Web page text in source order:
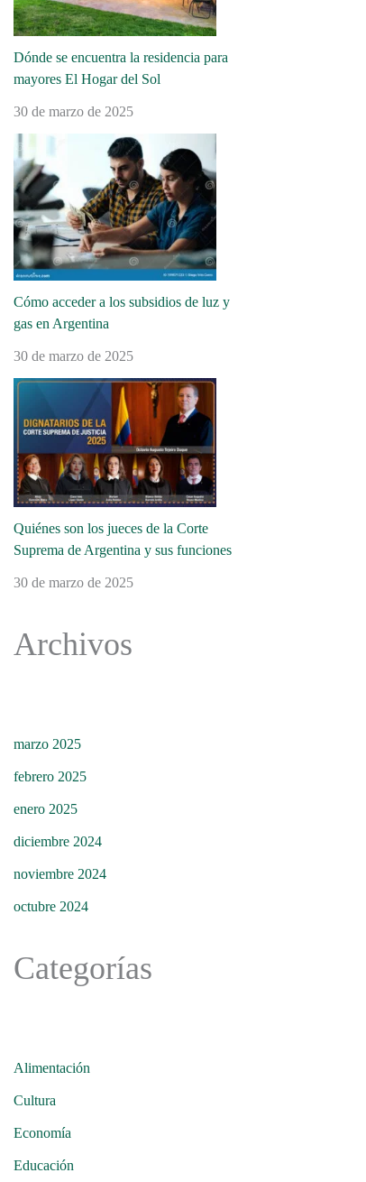
Dónde se encuentra la residencia para
mayores El Hogar del Sol
30 de marzo de 2025
Cómo acceder a los subsidios de luz y
gas en Argentina
30 de marzo de 2025
Quiénes son los jueces de la Corte
Suprema de Argentina y sus funciones
30 de marzo de 2025
Archivos
marzo 2025
febrero 2025
enero 2025
diciembre 2024
noviembre 2024
octubre 2024
Categorías
Alimentación
Cultura
Economía
Educación